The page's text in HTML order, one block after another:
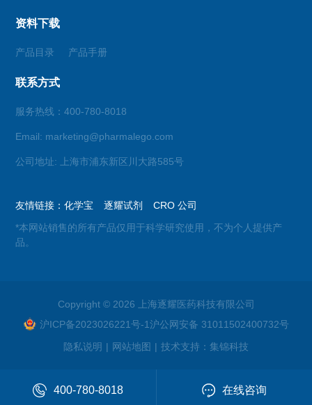
资料下载
产品目录 产品手册
联系方式
服务热线：400-780-8018
Email: marketing@pharmalego.com
公司地址: 上海市浦东新区川大路585号
友情链接：化学宝 逐耀试剂
CRO 公司
*本网站销售的所有产品仅用于科学研究使用，不为个人提供产
品。
Copyright © 2026 上海逐耀医药科技有限公司
沪ICP备2023026221号-1沪公网安备 31011502400732号
隐私说明 | 网站地图 | 技术支持： 集锦科技
400-780-8018 在线咨询